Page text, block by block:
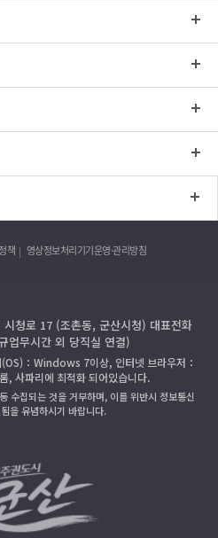
책 영상정보처리기기운영·관리방침
청로 17 (조촌동, 군산시청) 대표전화
업무시간 외 당직실 연결)
：Windows 7이상, 인터넷 브라우저：
, 사파리에 최적화 되어있습니다.
수집되는 것을 거부하며, 이를 위반시 정보통신
을 유념하시기 바랍니다.